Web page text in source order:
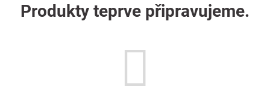
Produkty teprve připravujeme.